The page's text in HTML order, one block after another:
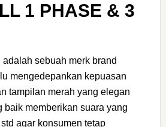
1 PHASE & 3
sebuah merk brand
mengedepankan kepuasan
tampilan merah yang elegan
baik memberikan suara yang
agar konsumen tetap